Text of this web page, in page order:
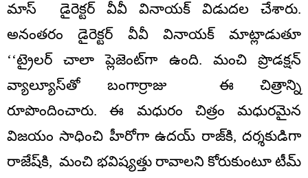
మాస్ డైరెక్టర్ వీవీ వినాయక్ విడుదల చేశారు.
అనంతరం డైరెక్టర్ వీవీ వినాయక్ మాట్లాడుతూ
‘‘ట్రైలర్ చాలా ప్లెజెంట్‌గా ఉంది. మంచి ప్రొడక్షన్
వ్యాల్యూస్‌తో బంగార్రాజు ఈ చిత్రాన్ని
రూపొందించారు. ఈ మధురం చిత్రం మధురమైన
విజయం సాధించి హీరోగా ఉదయ్ రాజ్‌కి, దర్శకుడిగా
రాజేష్‌కి, మంచి భవిష్యత్తు రావాలని కోరుకుంటూ టీమ్